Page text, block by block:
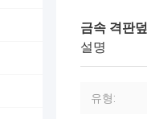
금속 격판
설명
유형: